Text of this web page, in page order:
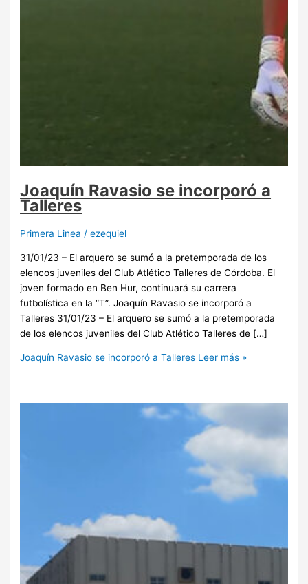
Joaquín Ravasio se incorporó a
Talleres
Primera Linea /ezequiel
31/01/23 – El arquero se sumó a la pretemporada de los
elencos juveniles del Club Atlético Talleres de Córdoba. El
joven formado en Ben Hur, continuará su carrera
futbolística en la “T”. Joaquín Ravasio se incorporó a
Talleres 31/01/23 – El arquero se sumó a la pretemporada
de los elencos juveniles del Club Atlético Talleres de […]
Joaquín Ravasio se incorporó a Talleres Leer más »